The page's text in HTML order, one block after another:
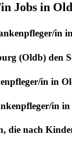
Jobs in
in
(Oldb) den
in in
in in
die nach